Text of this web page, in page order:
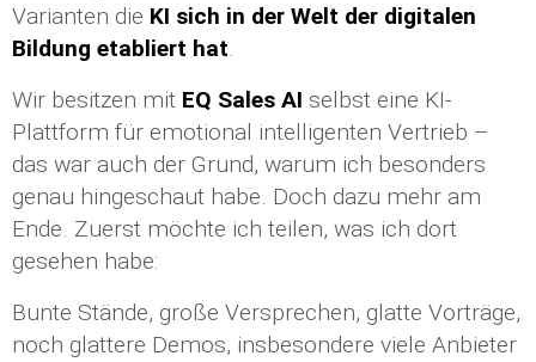
Varianten die KI sich in der Welt der digitalen
Bildung etabliert hat.
Wir besitzen mit EQ Sales AI selbst eine KI-
Plattform für emotional intelligenten Vertrieb –
das war auch der Grund, warum ich besonders
genau hingeschaut habe. Doch dazu mehr am
Ende. Zuerst möchte ich teilen, was ich dort
gesehen habe:
Bunte Stände, große Versprechen, glatte Vorträge,
noch glattere Demos, insbesondere viele Anbieter